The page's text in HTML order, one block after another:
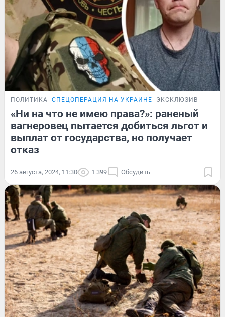
ПОЛИТИКА СПЕЦОПЕРАЦИЯ НА УКРАИНЕ ЭКСКЛЮЗИВ
«Ни на что не имею права?»: раненый
вагнеровец пытается добиться льгот и
выплат от государства, но получает
отказ
26 августа, 2024, 11:30 1 399 Обсудить